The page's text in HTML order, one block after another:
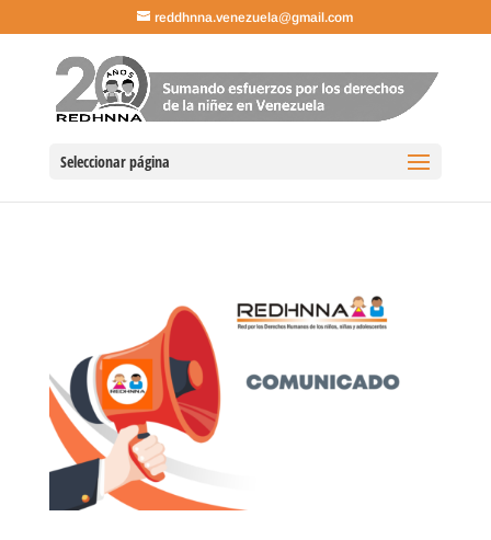
reddhnna.venezuela@gmail.com
Seleccionar página